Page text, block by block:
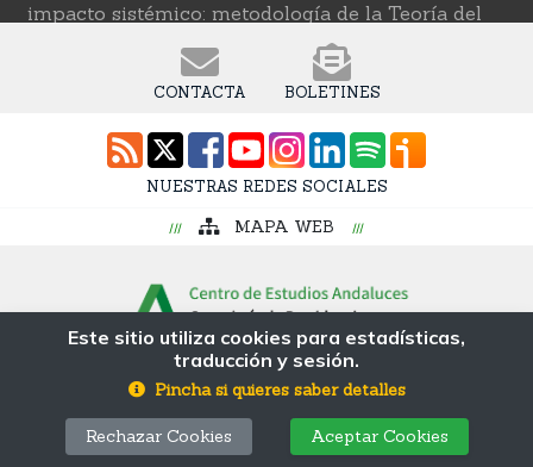
impacto sistémico: metodología de la Teoría del
Cambio transformativa'
Cursos
ciencias sociales' (2ª edición)
Cursos
intelingente de datos'
Curso 'Una introducción a los métodos digitales y
las ciencias sociales computacionales'
CONTACTA BOLETINES
NUESTRAS REDES SOCIALES
MAPA WEB
© Fundación Pública Andaluza Centro de
Estudios Andaluces MP
Avda. Blas Infante s/n, Coria del Río, 41100. Sevilla
Tlf: 955 055 210
Este sitio utiliza cookies para estadísticas,
traducción y sesión.
Pincha si quieres saber detalles
Rechazar Cookies Aceptar Cookies